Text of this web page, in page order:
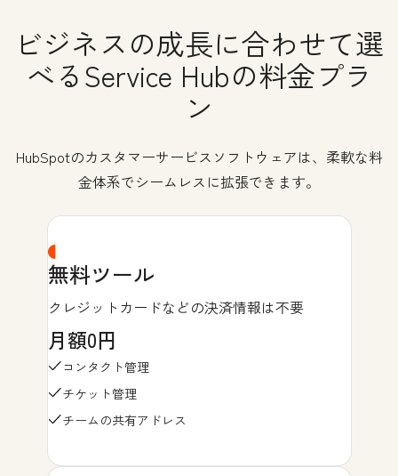
ビジネスの成長に合わせて選
べるService Hubの料金プラ
ン
HubSpotのカスタマーサービスソフトウェアは、柔軟な料
金体系でシームレスに拡張できます。
無料ツール
クレジットカードなどの決済情報は不要
月額0円
コンタクト管理
チケット管理
チームの共有アドレス